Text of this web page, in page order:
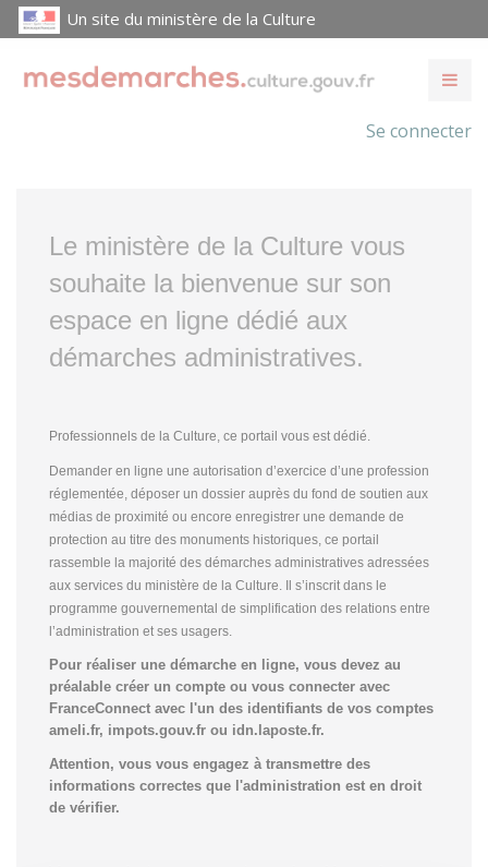
Un site du ministère de la Culture
Se connecter
Le ministère de la Culture vous
souhaite la bienvenue sur son
espace en ligne dédié aux
démarches administratives.
Professionnels de la Culture, ce portail vous est dédié.
Demander en ligne une autorisation d’exercice d’une profession
réglementée, déposer un dossier auprès du fond de soutien aux
médias de proximité ou encore enregistrer une demande de
protection au titre des monuments historiques, ce portail
rassemble la majorité des démarches administratives adressées
aux services du ministère de la Culture. Il s’inscrit dans le
programme gouvernemental de simplification des relations entre
l’administration et ses usagers.
Pour réaliser une démarche en ligne, vous devez au
préalable créer un compte ou vous connecter avec
FranceConnect avec l'un des identifiants de vos comptes
ameli.fr, impots.gouv.fr ou idn.laposte.fr.
Attention, vous vous engagez à transmettre des
informations correctes que l'administration est en droit
de vérifier.